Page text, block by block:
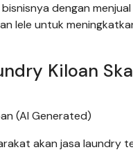
dengan
lele untuk
Kiloan
(AI Generated)
akan jasa laundry